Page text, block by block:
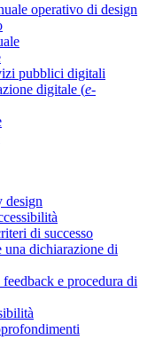
operativo di design
pubblici digitali
digitale (e-
design
di successo
una dichiarazione di
e procedura di